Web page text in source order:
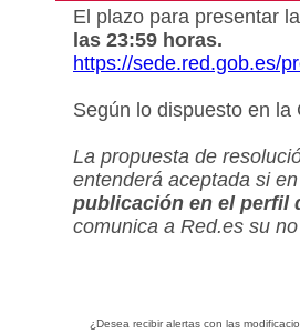
El plazo para presentar
las 23:59 horas.
https://sede.red.gob.es/
Según lo dispuesto en
La propuesta de
entenderá aceptada si
publicación en el perfil
comunica a Red.es su
¿Desea recibir alertas con las